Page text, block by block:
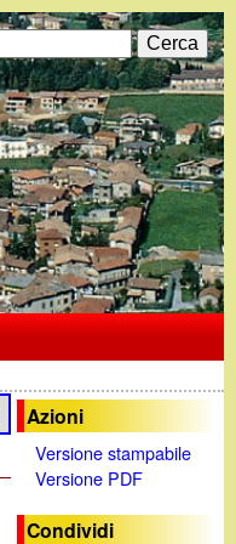
Azioni
Versione stampabile
Versione PDF
Condividi